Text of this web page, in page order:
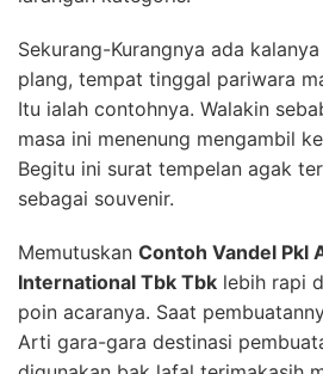
Sekurang-Kurangnya ada
plang, tempat tinggal pariwara
Itu ialah contohnya. Walakin
masa ini menenung mengambil
Begitu ini surat tempelan agak
sebagai souvenir.
Memutuskan Contoh Vandel Pkl
International Tbk Tbk lebih rapi
poin acaranya. Saat
Arti gara-gara destinasi